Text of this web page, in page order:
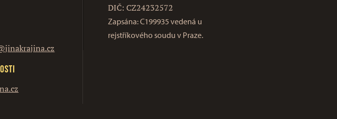
DIČ: CZ24232572
Zapsána: C199935 vedená u
rejstříkového soudu v Praze.